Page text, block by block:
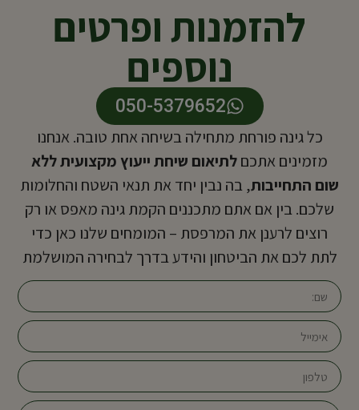
להזמנות ופרטים
נוספים
050-5379652
כל גינה פורחת מתחילה בשיחה אחת טובה. אנחנו
מזמינים אתכםלתיאום שיחת ייעוץ מקצועית ללא
שום התחייבות, בה נבין יחד את תנאי השטח והחלומות
שלכם. בין אם אתם מתכננים הקמת גינה מאפס או רק
רוצים לרענן את המרפסת – המומחים שלנו כאן כדי
לתת לכם את הביטחון והידע בדרך לבחירה המושלמת